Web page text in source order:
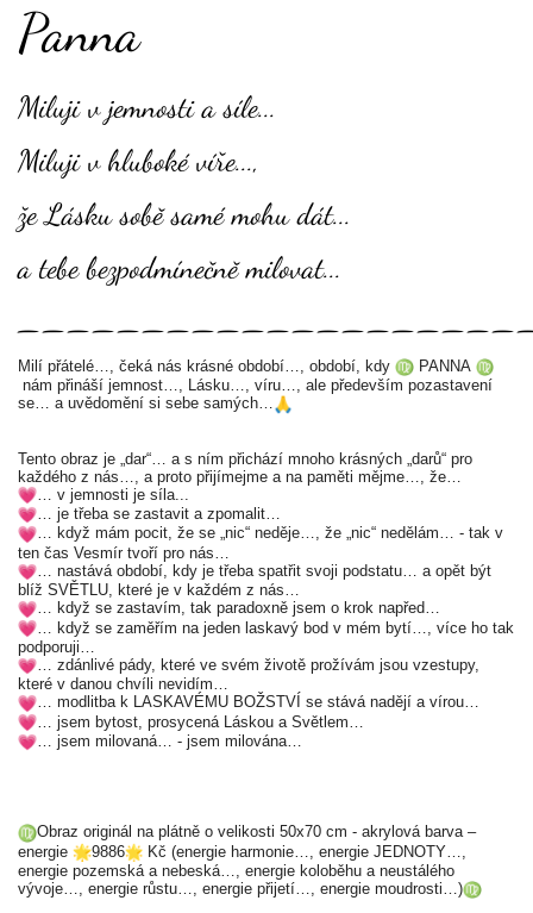
Panna
Miluji v jemnosti a síle...
Miluji v hluboké víře...,
že Lásku sobě samé mohu dát...
a tebe bezpodmínečně milovat...
Milí přátelé…, čeká nás krásné období…, období, kdy
PANNA
nám přináší jemnost…, Lásku…, víru…, ale především pozastavení
se… a uvědomění si sebe samých…
Tento obraz je „dar“… a s ním přichází mnoho krásných „darů“ pro
každého z nás…, a proto přijímejme a na paměti mějme…, že…
… v jemnosti je síla...
… je třeba se zastavit a zpomalit…
… když mám pocit, že se „nic“ neděje…, že „nic“ nedělám… - tak v
ten čas Vesmír tvoří pro nás…
… nastává období, kdy je třeba spatřit svoji podstatu… a opět být
blíž SVĚTLU, které je v každém z nás…
… když se zastavím, tak paradoxně jsem o krok napřed…
… když se zaměřím na jeden laskavý bod v mém bytí…, více ho tak
podporuji…
… zdánlivé pády, které ve svém životě prožívám jsou vzestupy,
které v danou chvíli nevidím…
… modlitba k LASKAVÉMU BOŽSTVÍ se stává nadějí a vírou…
… jsem bytost, prosycená Láskou a Světlem…
… jsem milovaná… - jsem milována…
Obraz originál na plátně o velikosti 50x70 cm - akrylová barva –
energie
9886
Kč (energie harmonie…, energie JEDNOTY…,
energie pozemská a nebeská…, energie koloběhu a neustálého
vývoje…, energie růstu…, energie přijetí…, energie moudrosti…)